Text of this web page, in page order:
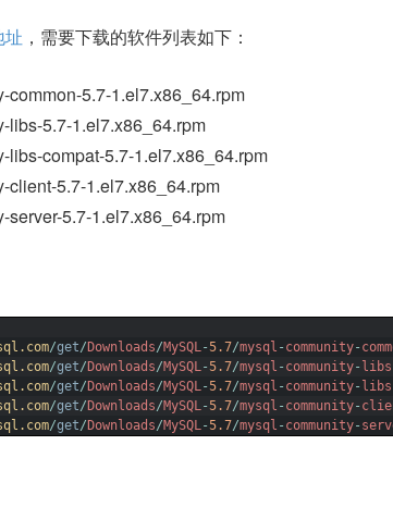
址 ，需要下载的软件列表如下：
common-5.7-1.el7.x86_64.rpm
libs-5.7-1.el7.x86_64.rpm
libs-compat-5.7-1.el7.x86_64.rpm
client-5.7-1.el7.x86_64.rpm
server-5.7-1.el7.x86_64.rpm
.com/get/ Downloads/MySQL-5.7/mysql -community-
.com/get/ Downloads/MySQL-5.7/mysql - community- libs
.com/get/ Downloads/MySQL-5.7/mysql -community- libs
.com/get/ Downloads/MySQL-5.7/mysql - community-
.com/get/ Downloads/MySQL-5.7/mysql -community-